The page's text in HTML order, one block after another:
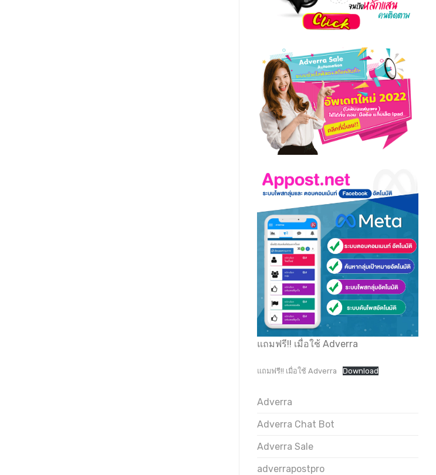
แถมฟรี!! เมื่อใช้ Adverra
แถมฟรี!! เมื่อใช้ Adverra Download
Adverra
Adverra Chat Bot
Adverra Sale
adverrapostpro